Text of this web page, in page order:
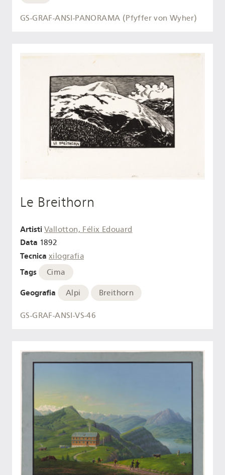
GS-GRAF-ANSI-PANORAMA (Pfyffer von Wyher)
Le Breithorn
Artisti Vallotton, Félix Edouard
Data 1892
Tecnica xilografia
Tags Cima
Geografia Alpi Breithorn
GS-GRAF-ANSI-VS-46